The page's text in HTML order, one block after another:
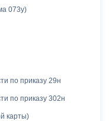
073у)
по приказу 29н
по приказу 302н
карты)